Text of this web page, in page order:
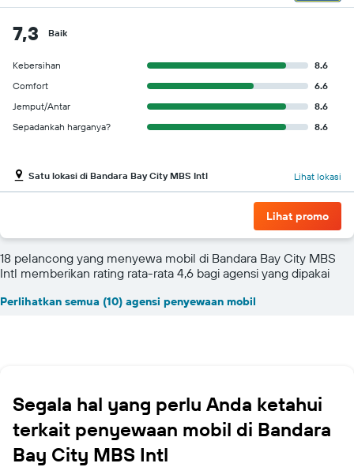
7,3 Baik
Kebersihan
8.6
Comfort
6.6
Jemput/Antar
8.6
Sepadankah harganya?
8.6
Satu lokasi di Bandara Bay City MBS Intl Lihat lokasi
Lihat promo
18 pelancong yang menyewa mobil di Bandara Bay City MBS
Intl memberikan rating rata-rata 4,6 bagi agensi yang dipakai
Perlihatkan semua (10) agensi penyewaan mobil
Segala hal yang perlu Anda ketahui
terkait penyewaan mobil di Bandara
Bay City MBS Intl